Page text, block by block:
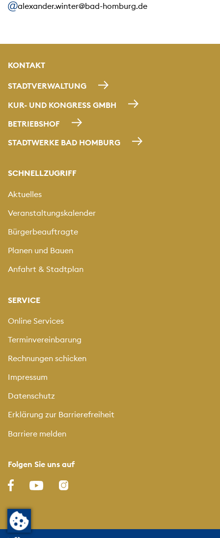
alexander.winter@bad-homburg.de
KONTAKT
STADTVERWALTUNG
KUR- UND KONGRESS GMBH
BETRIEBSHOF
STADTWERKE BAD HOMBURG
SCHNELLZUGRIFF
Aktuelles
Veranstaltungskalender
Bürgerbeauftragte
Planen und Bauen
Anfahrt & Stadtplan
SERVICE
Online Services
Terminvereinbarung
Rechnungen schicken
Impressum
Datenschutz
Erklärung zur Barrierefreiheit
Barriere melden
Folgen Sie uns auf